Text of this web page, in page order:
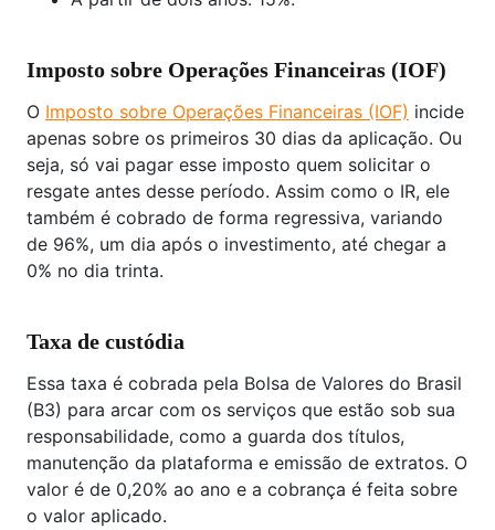
Imposto sobre Operações Financeiras (IOF)
O Imposto sobre Operações Financeiras (IOF) incide
apenas sobre os primeiros 30 dias da aplicação. Ou
seja, só vai pagar esse imposto quem solicitar o
resgate antes desse período. Assim como o IR, ele
também é cobrado de forma regressiva, variando
de 96%, um dia após o investimento, até chegar a
0% no dia trinta.
Taxa de custódia
Essa taxa é cobrada pela Bolsa de Valores do Brasil
(B3) para arcar com os serviços que estão sob sua
responsabilidade, como a guarda dos títulos,
manutenção da plataforma e emissão de extratos. O
valor é de 0,20% ao ano e a cobrança é feita sobre
o valor aplicado.